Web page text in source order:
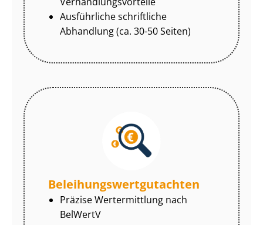
Ausführliche schriftliche
Abhandlung (ca. 30-50 Seiten)
Be­lei­hungs­wert­gut­ach­ten
Präzise Wertermittlung nach
BelWertV